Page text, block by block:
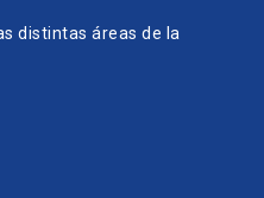
distintas áreas de la